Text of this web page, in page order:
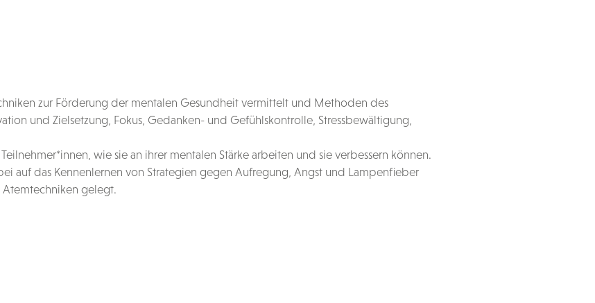
zur Förderung der mentalen Gesundheit vermittelt und Methoden des
und Zielsetzung, Fokus, Gedanken- und Gefühlskontrolle, Stressbewältigung,
wie sie an ihrer mentalen Stärke arbeiten und sie verbessern können.
auf das Kennenlernen von Strategien gegen Aufregung, Angst und Lampenfieber
gelegt.